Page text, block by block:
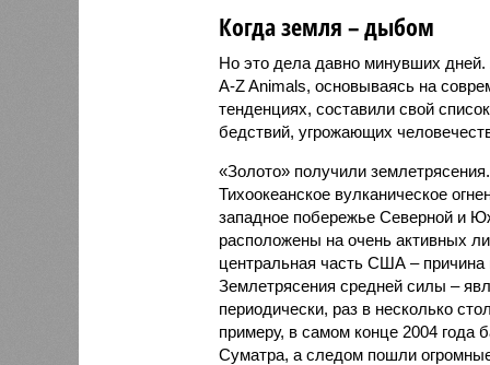
Когда земля – дыбом
Но это дела давно минувших
A-Z Animals, основываясь на
тенденциях, составили свой
бедствий, угрожающих
«Золото» получили
Тихоокеанское вулканическое
западное побережье Северной и
расположены на очень активных
центральная часть США –
Землетрясения средней силы –
периодически, раз в несколько
примеру, в самом конце 2004 года
Суматра, а следом пошли